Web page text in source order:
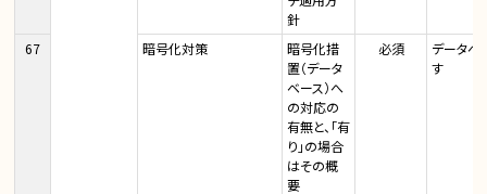
針
67 暗号化対策
暗号化措
置（データ
ベース）へ
の対応の
有無と、「有
り」の場合
はその概
要
必須
データベ
す